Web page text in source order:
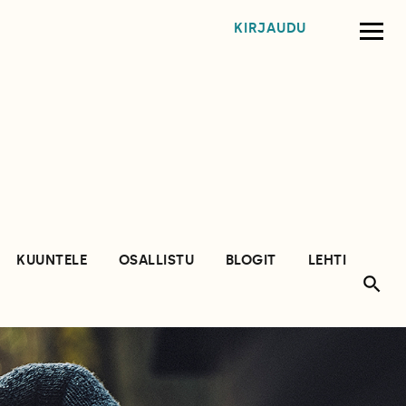
KIRJAUDU
KUUNTELE OSALLISTU BLOGIT LEHTI